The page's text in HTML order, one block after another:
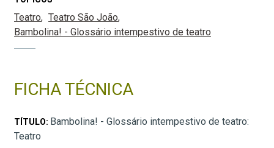
Teatro
Teatro São João
Bambolina! - Glossário intempestivo de teatro
FICHA TÉCNICA
TÍTULO: Bambolina! - Glossário intempestivo de teatro:
Teatro